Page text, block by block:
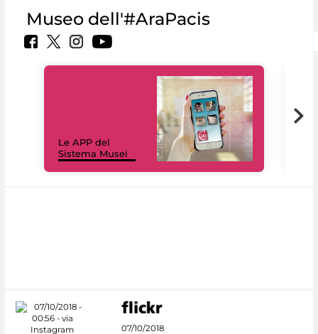
Museo dell'#AraPacis
Le APP del
Sistema Musei
07/10/2018